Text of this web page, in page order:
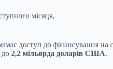
місяця,
доступ до фінансування
до 2,2 мільярда доларів США.